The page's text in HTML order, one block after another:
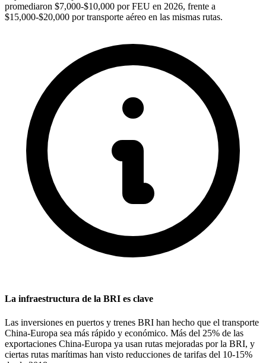
promediaron $7,000-$10,000 por FEU en 2026, frente a
$15,000-$20,000 por transporte aéreo en las mismas rutas.
La infraestructura de la BRI es clave
Las inversiones en puertos y trenes BRI han hecho que el transporte
China-Europa sea más rápido y económico. Más del 25% de las
exportaciones China-Europa ya usan rutas mejoradas por la BRI, y
ciertas rutas marítimas han visto reducciones de tarifas del 10-15%